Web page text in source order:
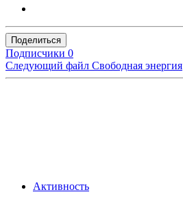
Поделиться
Подписчики 0
Следующий файл Свободная энергия
Активность